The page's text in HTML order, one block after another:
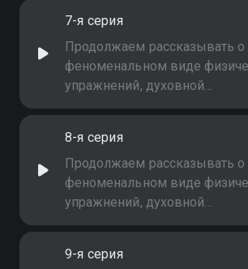
7-я серия
Продолжаем рассказывать о
феноменальном виде
упражнений, духовной
дисциплины и исцеления, о
йоги. Будьте здоровы!
8-я серия
Продолжаем рассказывать о
феноменальном виде
упражнений, духовной
дисциплины и исцеления, о
йоги. Будьте здоровы!
9-я серия